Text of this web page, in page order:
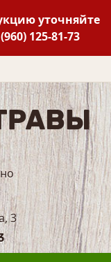
уточняйте
125-81-73
3